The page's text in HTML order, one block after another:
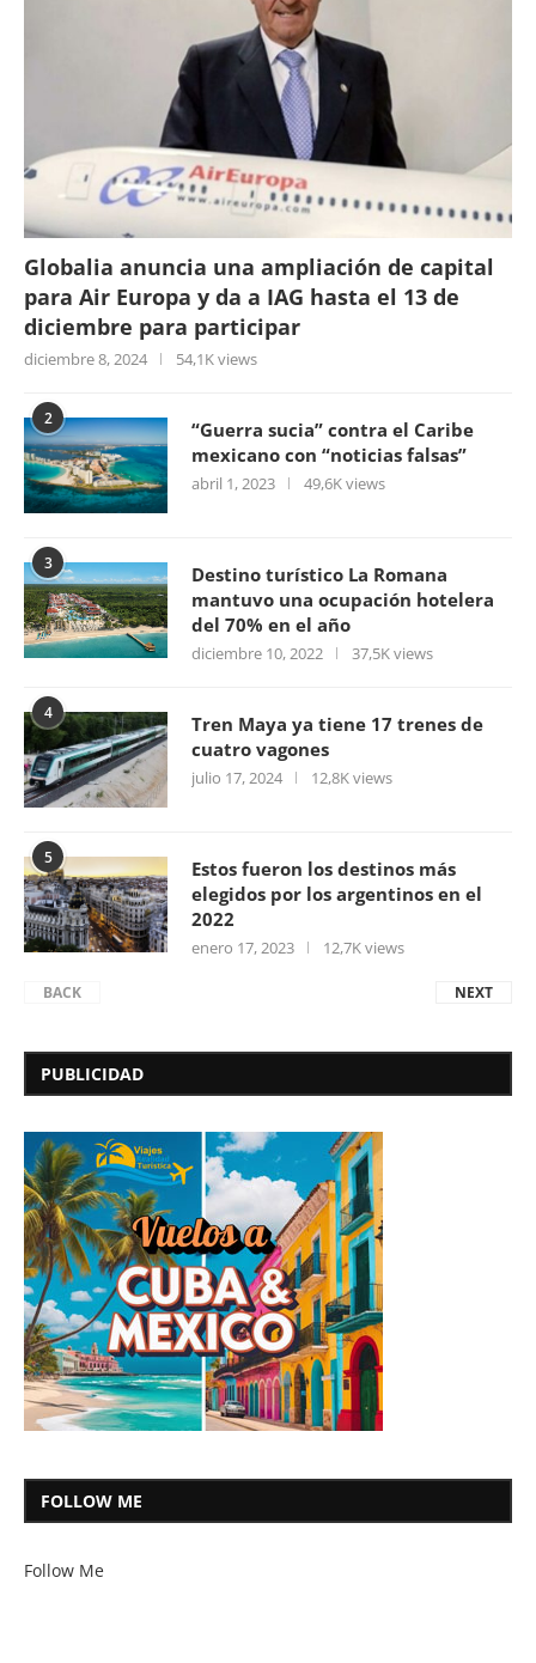
Globalia anuncia una ampliación de capital
para Air Europa y da a IAG hasta el 13 de
diciembre para participar
diciembre 8, 2024 54,1K views
2
“Guerra sucia” contra el Caribe
mexicano con “noticias falsas”
abril 1, 2023 49,6K views
3
Destino turístico La Romana
mantuvo una ocupación hotelera
del 70% en el año
diciembre 10, 2022 37,5K views
4
Tren Maya ya tiene 17 trenes de
cuatro vagones
julio 17, 2024 12,8K views
5
Estos fueron los destinos más
elegidos por los argentinos en el
2022
enero 17, 2023 12,7K views
BACK NEXT
PUBLICIDAD
FOLLOW ME
Follow Me